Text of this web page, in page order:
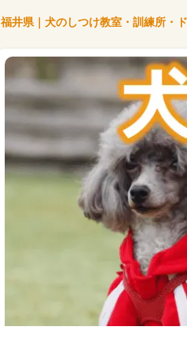
福井県｜犬のしつけ教室・訓練所・